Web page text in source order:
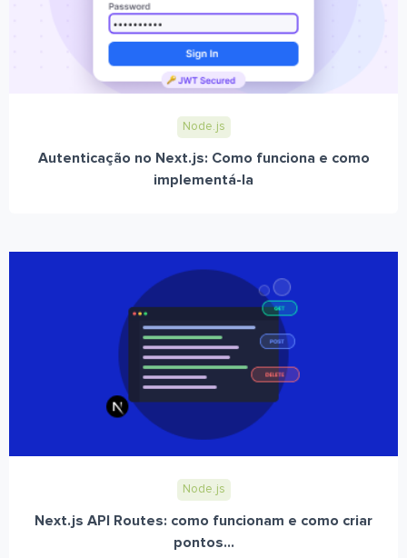
Node.js
Autenticação no Next.js: Como funciona e como
implementá-la
Node.js
Next.js API Routes: como funcionam e como criar
pontos...